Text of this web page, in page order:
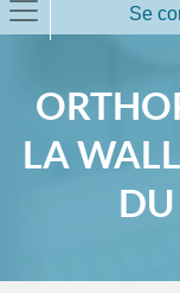
Se
LA
DU